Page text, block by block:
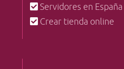
Servidores en España
Crear tienda online